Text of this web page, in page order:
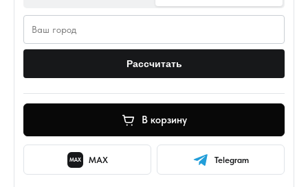
Рассчитать
В корзину
MAX MAX Telegram